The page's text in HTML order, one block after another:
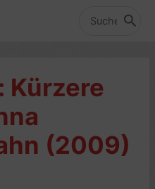
Search
Kürzere
(2009)